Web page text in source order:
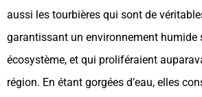
aussi les tourbières qui sont de
garantissant un environnement humide
écosystème, et qui proliféraient
région. En étant gorgées d’eau, elles